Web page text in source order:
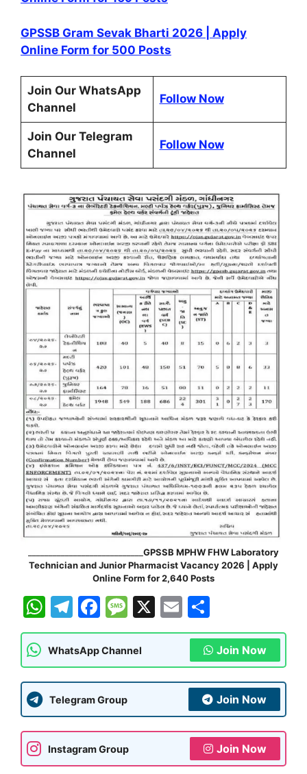
GPSSB Gram Sevak Bharti 2026 | Apply
Online Form for 500 Posts
Join Our WhatsApp
Channel
Follow Now
Join Our Telegram
Channel
Follow Now
GPSSB MPHW FHW Laboratory
Technician and Junior Pharmacist Vacancy 2026 | Apply
Online Form for 2,640 Posts
W
h
at
s
A
p
p
T
el
e
gr
a
m
F
a
c
e
b
o
o
k
M
e
s
s
g
e
X
E
m
l
h
ar
e
WhatsApp Channel Join Now
Telegram Group Join Now
Instagram Group Join Now